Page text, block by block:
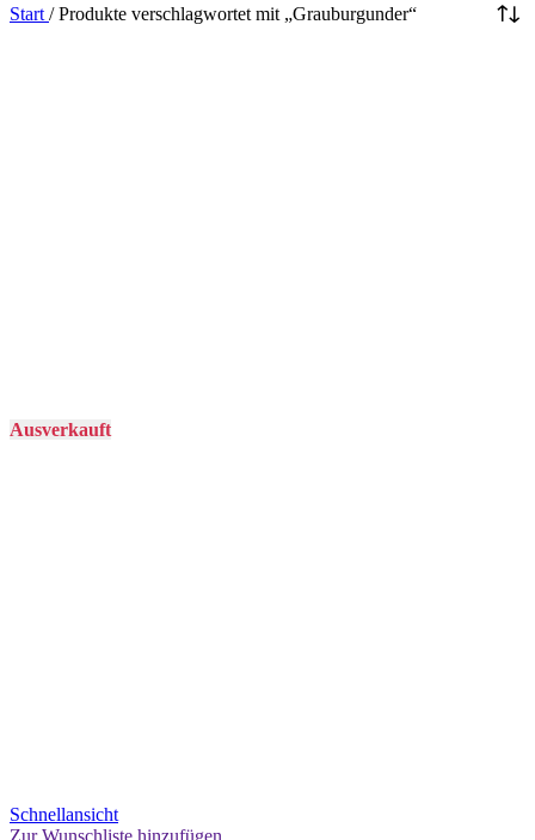
Start / Produkte verschlagwortet mit „Grauburgunder“
Ausverkauft
Schnellansicht
Zur Wunschliste hinzufügen